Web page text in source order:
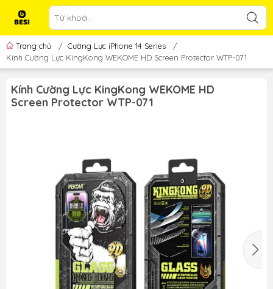
Trang chủ / Cường Lực iPhone 14 Series
/
Kính Cường Lực KingKong WEKOME HD Screen Protector WTP-071
Kính Cường Lực KingKong WEKOME HD
Screen Protector WTP-071